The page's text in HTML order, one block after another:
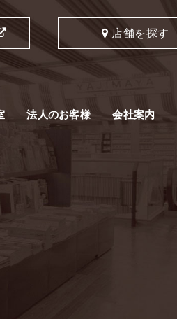
店舗を探す
法人のお客様 会社案内